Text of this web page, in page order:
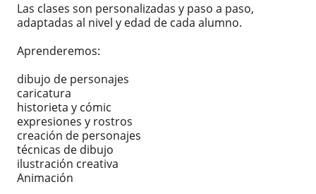
Las clases son personalizadas y paso a paso,
adaptadas al nivel y edad de cada alumno.
Aprenderemos:
dibujo de personajes
caricatura
historieta y cómic
expresiones y rostros
creación de personajes
técnicas de dibujo
ilustración creativa
Animación